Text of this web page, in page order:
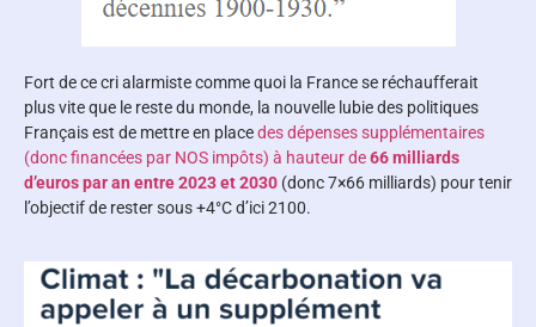
Fort de ce cri alarmiste comme quoi la France se réchaufferait
plus vite que le reste du monde, la nouvelle lubie des politiques
Français est de mettre en placedes dépenses supplémentaires
(donc financées par NOS impôts) à hauteur de66 milliards
d’euros par an entre 2023 et 2030 (donc 7×66 milliards) pour tenir
l’objectif de rester sous +4°C d’ici 2100.